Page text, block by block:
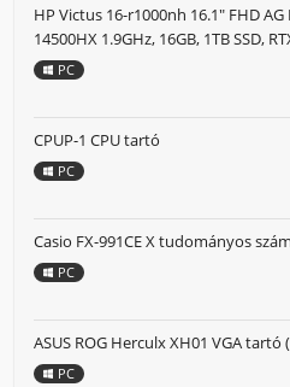
HP Victus 16-r1000nh 16.1" FHD AG
14500HX 1.9GHz, 16GB, 1TB SSD,
PC
CPUP-1 CPU tartó
PC
Casio FX-991CE X tudományos
PC
ASUS ROG Herculx XH01 VGA tartó
PC